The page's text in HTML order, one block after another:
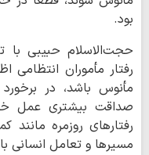
بود.
حجت‌الاسلام حبیبی با
رفتار مأموران انتظامی
مأنوس باشد، در
صداقت بیشتری عمل
رفتارهای روزمره مانند
مسیرها و تعامل انسانی